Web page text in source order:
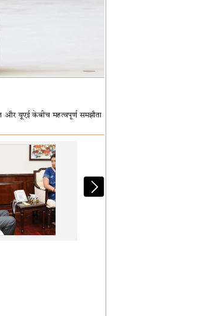
और यूएई केबीच महत्वपूर्ण समझौता